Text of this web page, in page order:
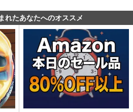
れたあなたへのオススメ